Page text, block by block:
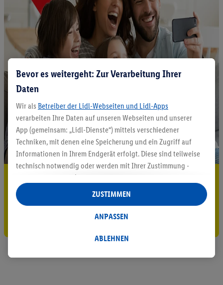
5.95 € Versand sparen³²ᵃ
Jetzt zum Newsletter anmelden
Gutschein sichern!
Bevor es weitergeht: Zur Verarbeitung Ihrer
Daten
Wir als Betreiber der Lidl-Webseiten und Lidl-Apps
verarbeiten Ihre Daten auf unseren Webseiten und unserer
App (gemeinsam: „Lidl-Dienste“) mittels verschiedener
Techniken, mit denen eine Speicherung und ein Zugriff auf
Informationen in Ihrem Endgerät erfolgt. Diese sind teilweise
technisch notwendig oder werden mit Ihrer Zustimmung -
auch durch Partner (u.a.
Verantwortliche; im Zusammenhang mit dem IAB TCF
insgesamt
Statistik-Erstellung oder für personalisierte Werbung
Datenverarbeitungen für personalisierte Werbung werden
ABLEHNEN
ANPASSEN
ZUSTIMMEN